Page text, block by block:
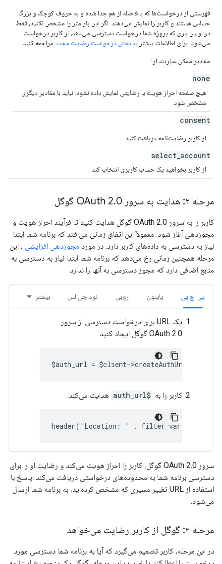
فهرستی از درخواست‌ها که با فاصله از هم جدا شده و به حروف کوچک و بزرگ
حساس هستند و کاربر را نمایش می‌دهند. اگر این پارامتر را مشخص نکنید، فقط
در اولین باری که پروژه شما درخواست دسترسی می‌دهد، از کاربر درخواست
می‌شود. برای اطلاعات بیشتر به بخش درخواست رضایت مجدد مراجعه کنید.
مقادیر ممکن عبارتند از:
none
هیچ صفحه احراز هویت یا رضایتی نمایش داده نشود. نباید با مقادیر دیگری
مشخص شود.
consent
از کاربر رضایت‌نامه دریافت کنید.
select account
از کاربر بخواهید یک حساب کاربری انتخاب کند.
مرحله ۲: هدایت به سرور OAuth 2 .0 گوگل
کاربر را به سرور OAuth 2.0 گوگل هدایت کنید تا فرآیند احراز هویت و
مجوزدهی آغاز شود. معمولاً این اتفاق زمانی می‌افتد که برنامه شما ابتدا
نیاز به دسترسی به داده‌های کاربر دارد. در مورد مجوزدهی افزایشی ، این
مرحله همچنین زمانی رخ می‌دهد که برنامه شما ابتدا نیاز به دسترسی به
منابع اضافی دارد که مجوز دسترسی به آنها را ندارد.
پی اچ پی پایتون روبی نود جی اس بیشتر
یک URL برای درخواست دسترسی از سرور
OAuth 2.0 گوگل ایجاد کنید:
$auth_url = $client->createAuthUrl();
کاربر را به $auth_url هدایت می‌کند:
header('Location: ' . filter_var($auth_url,
سرور OAuth 2.0 گوگل، کاربر را احراز هویت می‌کند و رضایت او را برای
دسترسی برنامه شما به محدوده‌های درخواستی دریافت می‌کند. پاسخ با
استفاده از URL تغییر مسیری که مشخص کرده‌اید، به برنامه شما ارسال
می‌شود.
مرحله ۳: گوگل از کاربر رضایت می‌خواهد
در این مرحله، کاربر تصمیم می‌گیرد که آیا به برنامه شما دسترسی مورد